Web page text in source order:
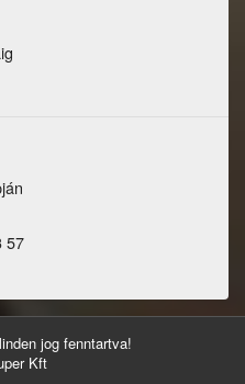
57
jog fenntartva!
Kft